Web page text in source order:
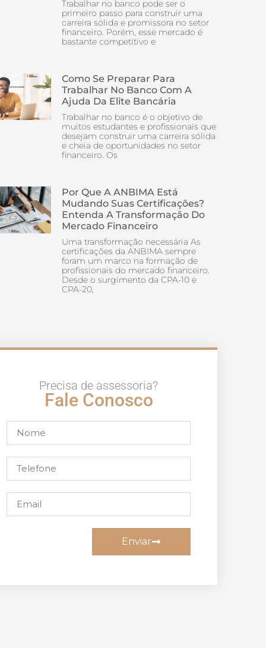
Trabalhar no banco pode ser o
primeiro passo para construir uma
carreira sólida e promissora no setor
financeiro. Porém, esse mercado é
bastante competitivo e
Como Se Preparar Para
Trabalhar No Banco Com A
Ajuda Da Elite Bancária
Trabalhar no banco é o objetivo de
muitos estudantes e profissionais que
desejam construir uma carreira sólida
e cheia de oportunidades no setor
financeiro. Os
Por Que A ANBIMA Está
Mudando Suas Certificações?
Entenda A Transformação Do
Mercado Financeiro
Uma transformação necessária As
certificações da ANBIMA sempre
foram um marco na formação de
profissionais do mercado financeiro.
Desde o surgimento da CPA-10 e
CPA-20,
Precisa de assessoria?
Fale Conosco
Enviar